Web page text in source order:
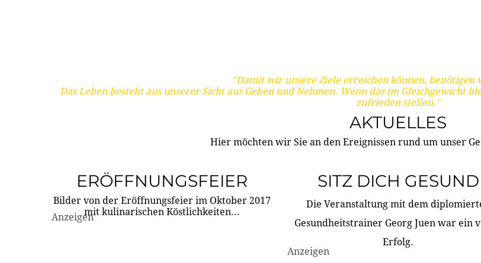
"Damit wir unsere Ziele erreichen können,
Das Leben besteht aus unserer Sicht aus Geben und Nehmen. Wenn das im
zufrieden stellen."
AKTUELLES
Hier möchten wir Sie an den Ereignissen rund um unser
ERÖFFNUNGSFEIER
Bilder von der Eröffnungsfeier im Oktober 2017
mit kulinarischen Köstlichkeiten...
Anzeigen
SITZ DICH GESUND
Die Veranstaltung mit dem
Gesundheitstrainer Georg Juen war ein
Erfolg.
Anzeigen